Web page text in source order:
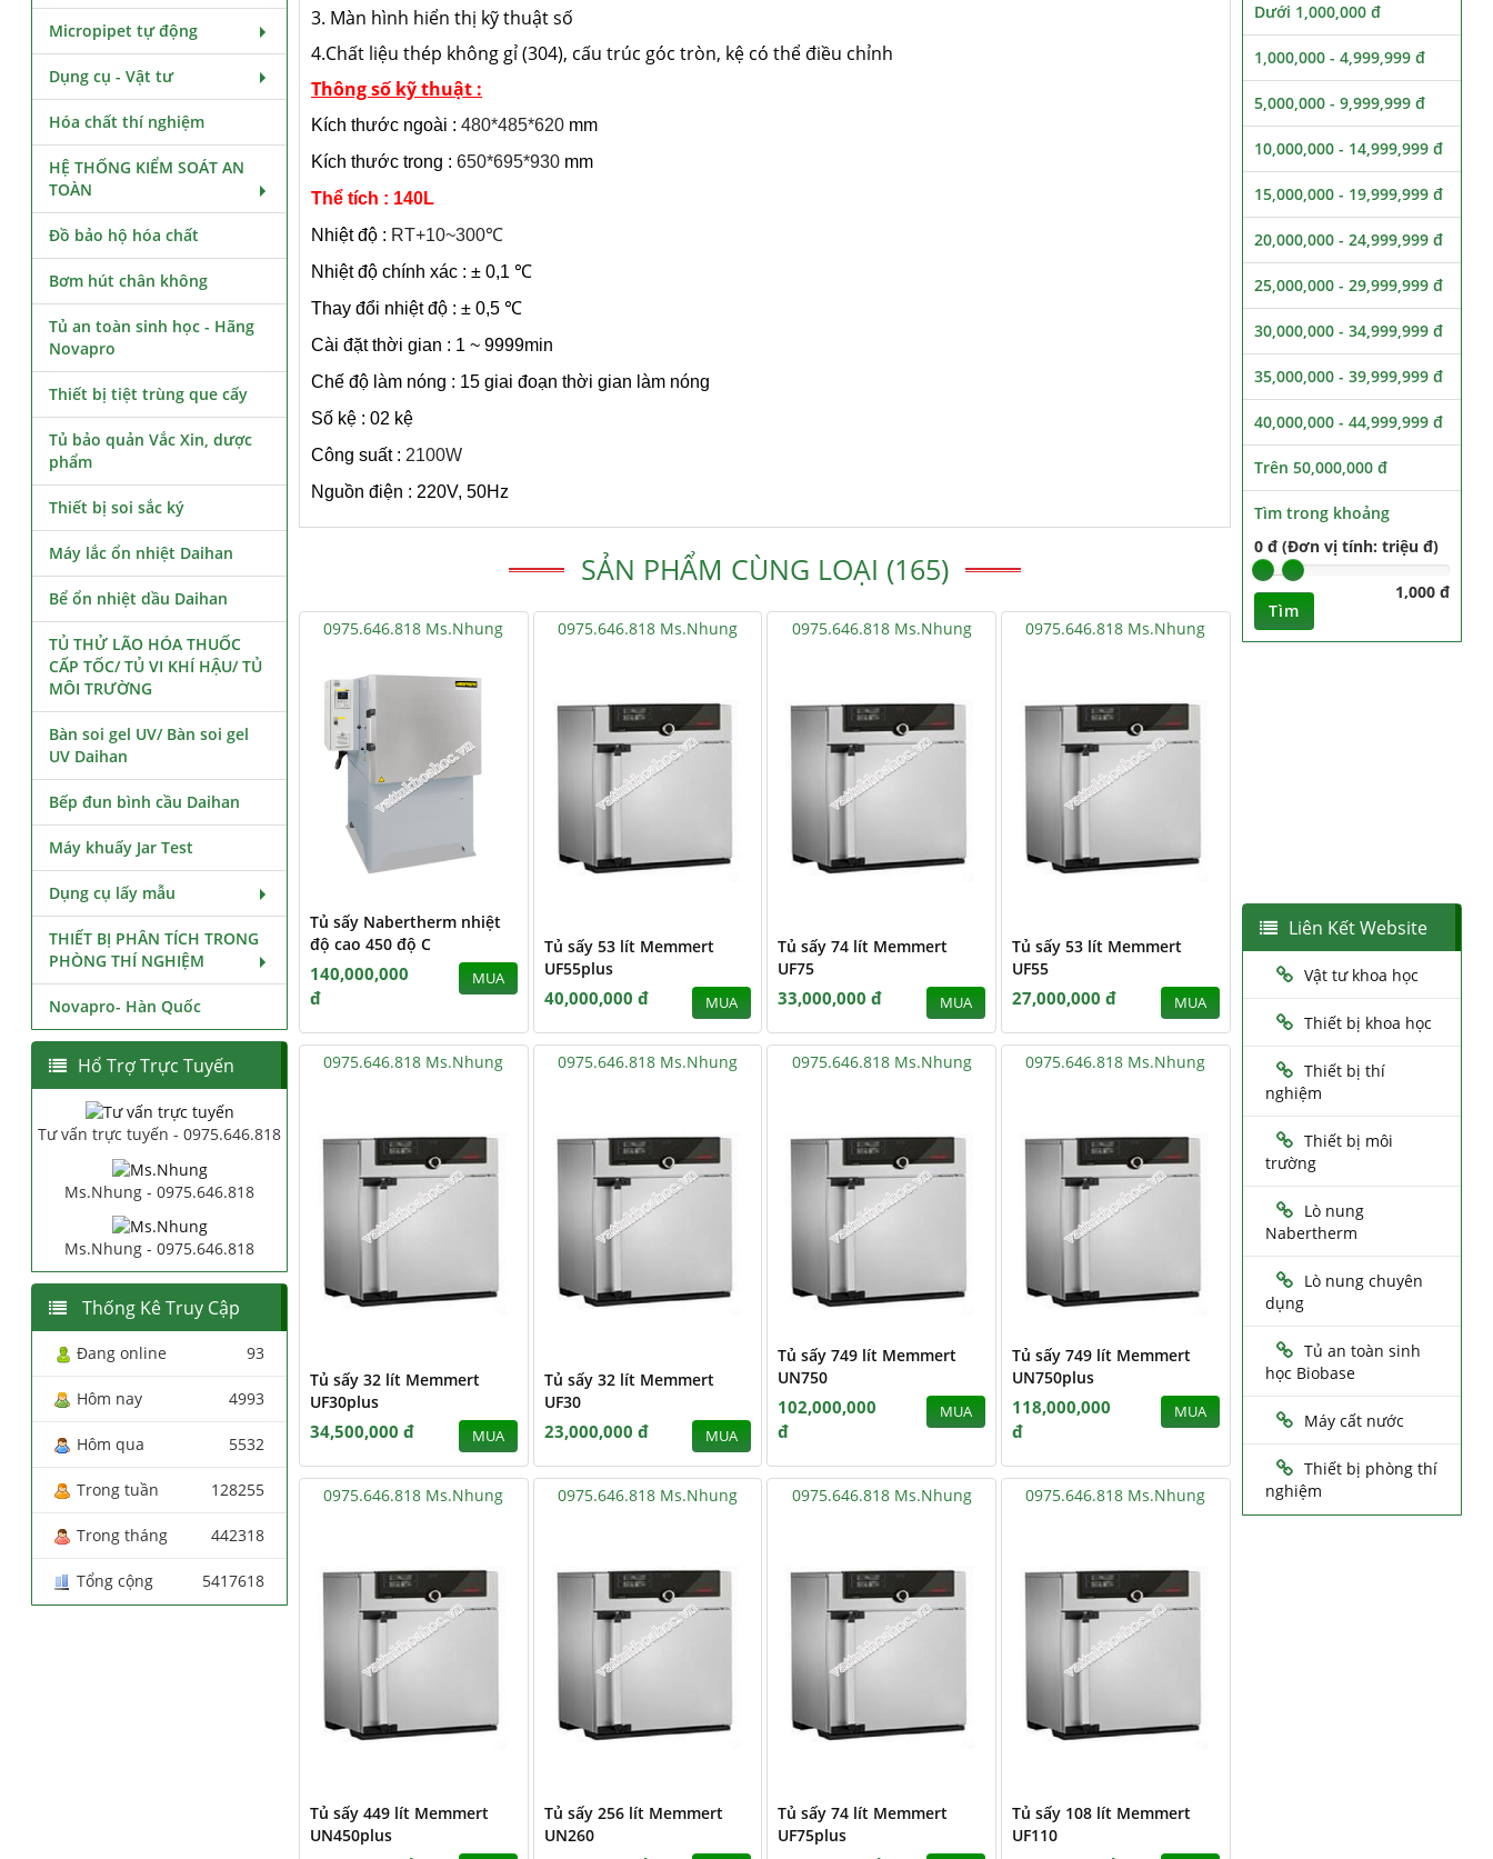
3. Màn hình hiển thị kỹ thuật số
4.Chất liệu thép không gỉ (304), cấu trúc góc tròn, kệ có thể điều chỉnh
Thông số kỹ thuật :
Kích thước ngoài : 480*485*620mm
Kích thước trong : 650*695*930 mm
Thể tích : 140L
Nhiệt độ : RT+10~300℃
Nhiệt độ chính xác : ± 0,1 ℃
Thay đổi nhiệt độ : ± 0,5 ℃
Cài đặt thời gian : 1 ~ 9999min
Chế độ làm nóng : 15 giai đoạn thời gian làm nóng
Số kệ : 02 kệ
Công suất : 2100W
Nguồn điện : 220V, 50Hz
SẢN PHẨM CÙNG LOẠI (165)
0975.646.818 Ms.Nhung
Tủ sấy Nabertherm nhiệt
độ cao 450 độ C
140,000,000
đ
MUA
0975.646.818 Ms.Nhung
Tủ sấy 53 lít Memmert
UF55plus
40,000,000 đ MUA
0975.646.818 Ms.Nhung
Tủ sấy 74 lít Memmert
UF75
33,000,000 đ MUA
0975.646.818 Ms.Nhung
Tủ sấy 53 lít Memmert
UF55
27,000,000 đ MUA
0975.646.818 Ms.Nhung
Tủ sấy 32 lít Memmert
UF30plus
34,500,000 đ MUA
0975.646.818 Ms.Nhung
Tủ sấy 32 lít Memmert
UF30
23,000,000 đ MUA
0975.646.818 Ms.Nhung
Tủ sấy 749 lít Memmert
UN750
102,000,000
đ
MUA
0975.646.818 Ms.Nhung
Tủ sấy 749 lít Memmert
UN750plus
118,000,000
đ
MUA
0975.646.818 Ms.Nhung
Tủ sấy 449 lít Memmert
UN450plus
0975.646.818 Ms.Nhung
Tủ sấy 256 lít Memmert
UN260
0975.646.818 Ms.Nhung
Tủ sấy 74 lít Memmert
UF75plus
0975.646.818 Ms.Nhung
Tủ sấy 108 lít Memmert
UF110
Micropipet tự động
Dụng cụ - Vật tư
Hóa chất thí nghiệm
HỆ THỐNG KIỂM SOÁT AN
TOÀN
Đồ bảo hộ hóa chất
Bơm hút chân không
Tủ an toàn sinh học - Hãng
Novapro
Thiết bị tiệt trùng que cấy
Tủ bảo quản Vắc Xin, dược
phẩm
Thiết bị soi sắc ký
Máy lắc ổn nhiệt Daihan
Bể ổn nhiệt dầu Daihan
TỦ THỬ LÃO HÓA THUỐC
CẤP TỐC/ TỦ VI KHÍ HẬU/ TỦ
MÔI TRƯỜNG
Bàn soi gel UV/ Bàn soi gel
UV Daihan
Bếp đun bình cầu Daihan
Máy khuấy Jar Test
Dụng cụ lấy mẫu
THIẾT BỊ PHÂN TÍCH TRONG
PHÒNG THÍ NGHIỆM
Novapro- Hàn Quốc
Hổ Trợ Trực Tuyến
Tư vấn trực tuyến - 0975.646.818
Ms.Nhung - 0975.646.818
Ms.Nhung - 0975.646.818
Thống Kê Truy Cập
Đang online 93
Hôm nay 4993
Hôm qua 5532
Trong tuần 128255
Trong tháng 442318
Tổng cộng 5417618
Dưới 1,000,000 đ
1,000,000 - 4,999,999 đ
5,000,000 - 9,999,999 đ
10,000,000 - 14,999,999 đ
15,000,000 - 19,999,999 đ
20,000,000 - 24,999,999 đ
25,000,000 - 29,999,999 đ
30,000,000 - 34,999,999 đ
35,000,000 - 39,999,999 đ
40,000,000 - 44,999,999 đ
Trên 50,000,000 đ
Tìm trong khoảng
0 đ (Đơn vị tính: triệu đ)
1,000 đ
Tìm
Liên Kết Website
Vật tư khoa học
Thiết bị khoa học
Thiết bị thí
nghiệm
Thiết bị môi
trường
Lò nung
Nabertherm
Lò nung chuyên
dụng
Tủ an toàn sinh
học Biobase
Máy cất nước
Thiết bị phòng thí
nghiệm